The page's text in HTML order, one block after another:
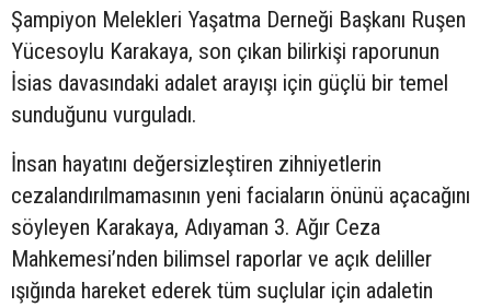
Şampiyon Melekleri Yaşatma Derneği Başkanı Ruşen
Yücesoylu Karakaya, son çıkan bilirkişi raporunun
İsias davasındaki adalet arayışı için güçlü bir temel
sunduğunu vurguladı.
İnsan hayatını değersizleştiren zihniyetlerin
cezalandırılmamasının yeni faciaların önünü açacağını
söyleyen Karakaya, Adıyaman 3. Ağır Ceza
Mahkemesi’nden bilimsel raporlar ve açık deliller
ışığında hareket ederek tüm suçlular için adaletin